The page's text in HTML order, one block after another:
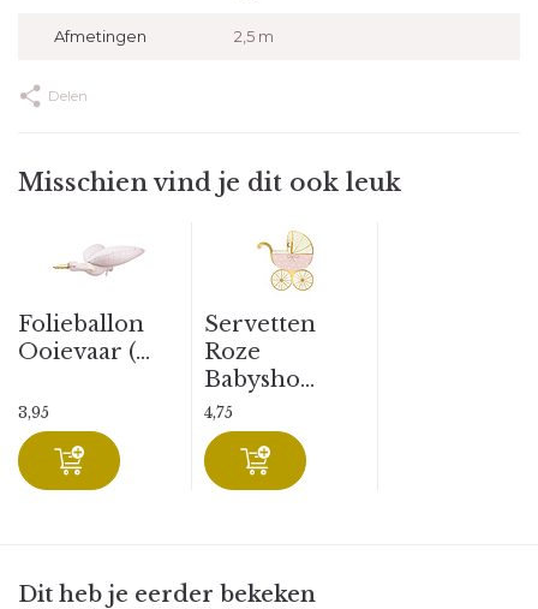
Afmetingen 2,5 m
Delen
Misschien vind je dit ook leuk
Folieballon
Ooievaar (...
3,95
Servetten
Roze
Babysho...
4,75
Dit heb je eerder bekeken